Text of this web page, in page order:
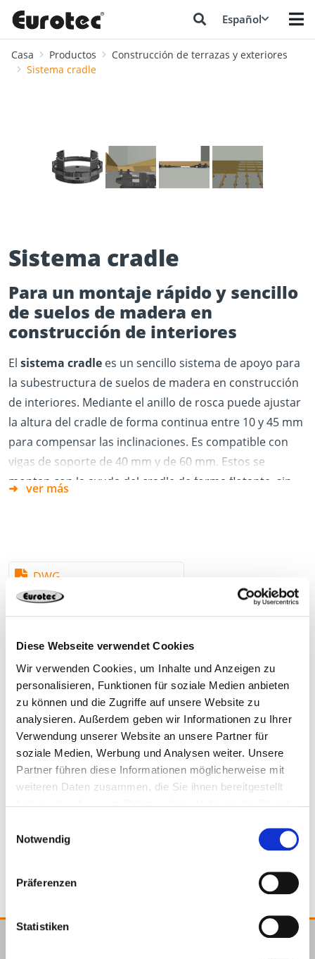
Diese Webseite verwendet Cookies
Wir verwenden Cookies, um Inhalte und Anzeigen zu
personalisieren, Funktionen für soziale Medien anbieten
zu können und die Zugriffe auf unsere Website zu
analysieren. Außerdem geben wir Informationen zu Ihrer
Verwendung unserer Website an unsere Partner für
soziale Medien, Werbung und Analysen weiter. Unsere
Partner führen diese Informationen möglicherweise mit
weiteren Daten zusammen, die Sie ihnen bereitgestellt
Notwendig
Präferenzen
Statistiken
Español
Casa Productos
Construcción de terrazas y exteriores
Sistema cradle
Sistema cradle
Para un montaje rápido y sencillo
de suelos de madera en
construcción de interiores
El sistema cradle es un sencillo sistema de apoyo para
la subestructura de suelos de madera en construcción
de interiores. Mediante el anillo de rosca puede ajustar
la altura del cradle de forma continua entre 10 y 45 mm
para compensar las inclinaciones. Es compatible con
vigas de soporte de 40 mm y de 60 mm. Estos se
montan con la ayuda del cradle de forma flotante, sin
sistema de apoyo con sistema anti-giro
Para vigas de soporte de 40 o 60 mm de ancho
adicional de EPDM (60x60 mm) para el aislamiento
acústico
Resiste las inclemencias del tiempo, es resistente a la
acción de los rayos UV, de los insectos y de la
podredumbre
El sistema cradle es adecuado para cargas
predominante estáticas y centrales en sistemas con
múltiples soportes.
ver más
DWG
946067 10 - 45 mm
40 oder 60 mm
0,8 kN 50 Pieza
4251314722669